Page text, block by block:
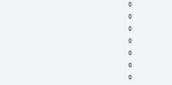
0
0
0
0
0
0
0